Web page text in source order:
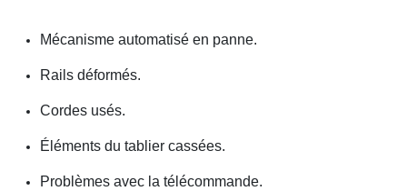
Mécanisme automatisé en panne.
Rails déformés.
Cordes usés.
Éléments du tablier cassées.
Problèmes avec la télécommande.